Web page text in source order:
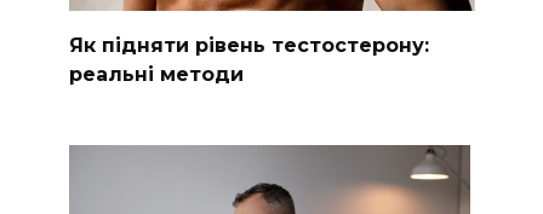
Як підняти рівень тестостерону:
реальні методи